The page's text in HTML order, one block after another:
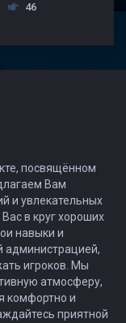
46
посвящённом
Вам
и увлекательных
в круг хороших
навыки и
администрацией,
игроков. Мы
атмосферу,
комфортно и
приятной